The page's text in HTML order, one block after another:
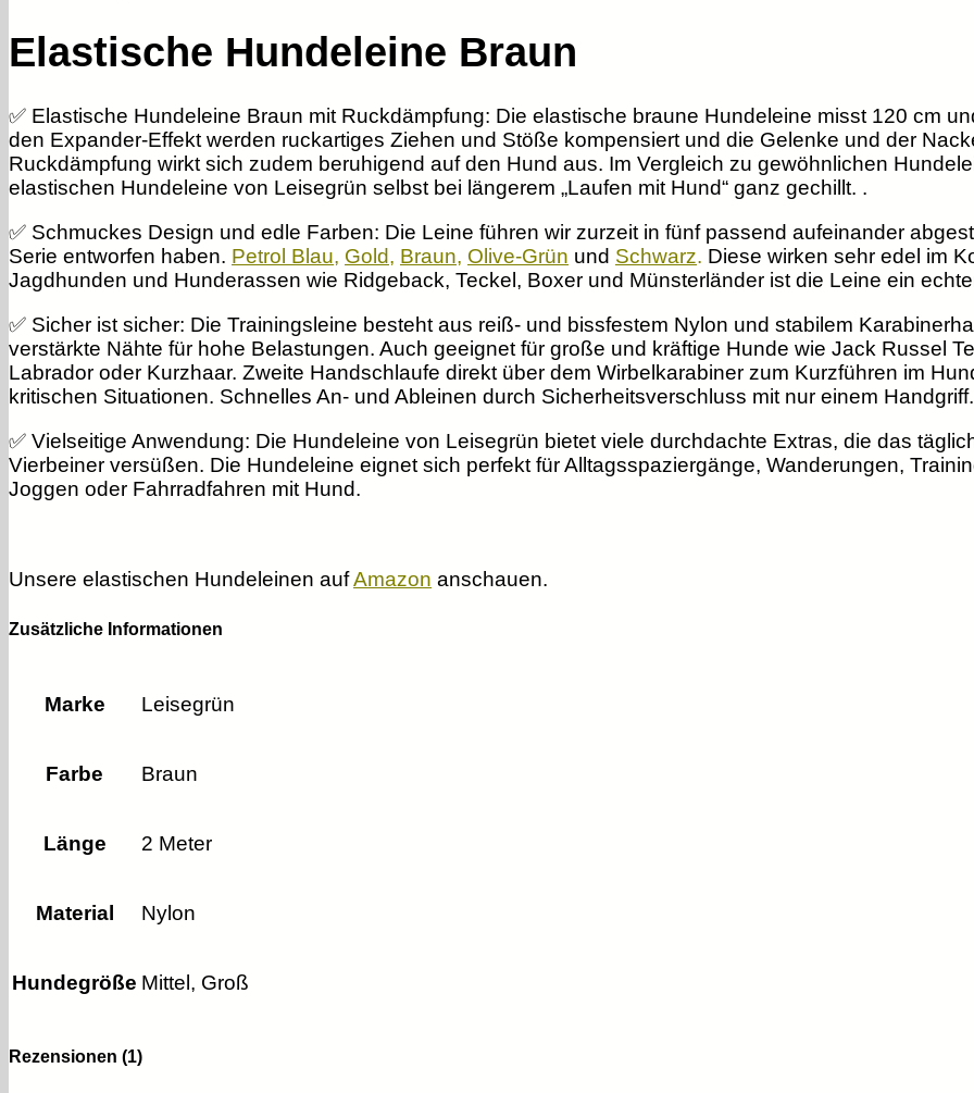
Menge
Elastische Hundeleine Braun
✅ Elastische Hundeleine Braun mit Ruckdämpfung: Die elastische braune Hundeleine misst 120 cm
den Expander-Effekt werden ruckartiges Ziehen und Stöße kompensiert und die Gelenke und der
Ruckdämpfung wirkt sich zudem beruhigend auf den Hund aus. Im Vergleich zu gewöhnlichen
elastischen Hundeleine von Leisegrün selbst bei längerem „Laufen mit Hund“ ganz gechillt. .
✅ Schmuckes Design und edle Farben: Die Leine führen wir zurzeit in fünf passend aufeinander
Serie entworfen haben. Petrol Blau, Gold, Braun, Olive-Grün und Schwarz. Diese wirken sehr edel im
Jagdhunden und Hunderassen wie Ridgeback, Teckel, Boxer und Münsterländer ist die Leine ein
✅ Sicher ist sicher: Die Trainingsleine besteht aus reiß- und bissfestem Nylon und stabilem
verstärkte Nähte für hohe Belastungen. Auch geeignet für große und kräftige Hunde wie Jack Russel
Labrador oder Kurzhaar. Zweite Handschlaufe direkt über dem Wirbelkarabiner zum Kurzführen im
kritischen Situationen. Schnelles An- und Ableinen durch Sicherheitsverschluss mit nur einem Handgriff.
✅ Vielseitige Anwendung: Die Hundeleine von Leisegrün bietet viele durchdachte Extras, die das
Vierbeiner versüßen. Die Hundeleine eignet sich perfekt für Alltagsspaziergänge, Wanderungen,
Joggen oder Fahrradfahren mit Hund.
Unsere elastischen Hundeleinen aufAmazon anschauen.
Zusätzliche Informationen
Marke Leisegrün
Farbe Braun
Länge 2 Meter
Material Nylon
Hundegröße Mittel, Groß
Rezensionen (1)